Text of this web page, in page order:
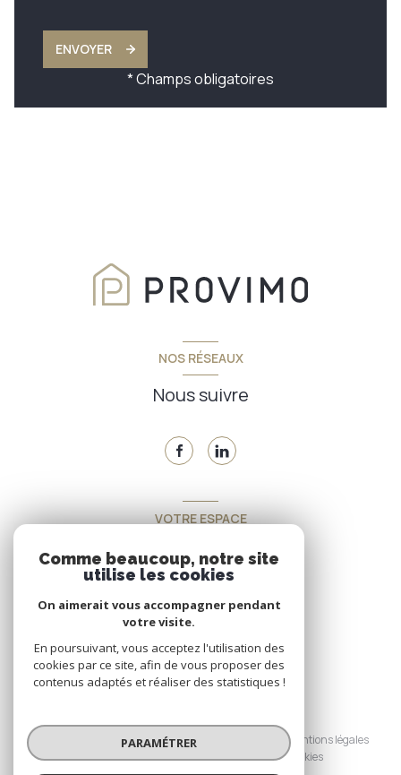
ENVOYER
* Champs obligatoires
NOS RÉSEAUX
Nous suivre
VOTRE ESPACE
Espace propriétaire
SE CONNECTER
Nos honoraires
Nos partenaires
Mentions légales
Admin
Politique RGPD Cookies
Comme beaucoup, notre site
utilise les cookies
On aimerait vous accompagner pendant
votre visite.
En poursuivant, vous acceptez l'utilisation des
cookies par ce site, afin de vous proposer des
contenus adaptés et réaliser des statistiques !
PARAMÉTRER